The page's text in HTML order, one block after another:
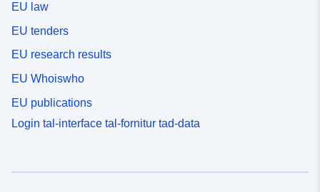
EU law
EU tenders
EU research results
EU Whoiswho
EU publications
Login tal-interface tal-fornitur tad-data